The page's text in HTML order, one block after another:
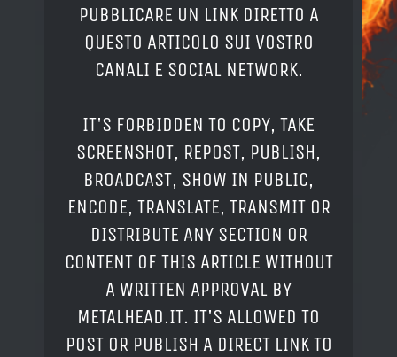
PUBBLICARE UN LINK DIRETTO A
QUESTO ARTICOLO SUI VOSTRO
CANALI E SOCIAL NETWORK.
IT'S FORBIDDEN TO COPY, TAKE
SCREENSHOT, REPOST, PUBLISH,
BROADCAST, SHOW IN PUBLIC,
ENCODE, TRANSLATE, TRANSMIT OR
DISTRIBUTE ANY SECTION OR
CONTENT OF THIS ARTICLE WITHOUT
A WRITTEN APPROVAL BY
METALHEAD.IT. IT'S ALLOWED TO
POST OR PUBLISH A DIRECT LINK TO